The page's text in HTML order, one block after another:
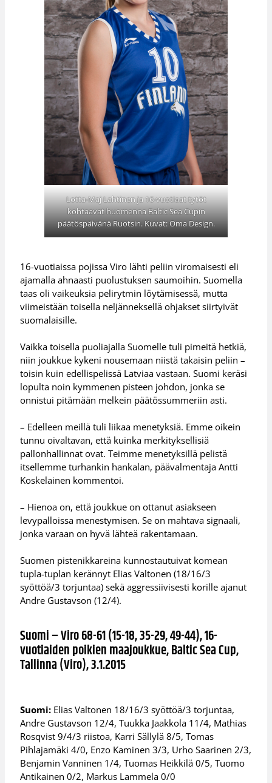
Lotta-Maj Lahtinen ja 16-vuotiaat tytöt
kohtaavat huomenna Baltic Sea Cupin
päätöspäivänä Ruotsin. Kuvat: Oma Design.
16-vuotiaissa pojissa Viro lähti peliin viromaisesti eli
ajamalla ahnaasti puolustuksen saumoihin. Suomella
taas oli vaikeuksia pelirytmin löytämisessä, mutta
viimeistään toisella neljänneksellä ohjakset siirtyivät
suomalaisille.
Vaikka toisella puoliajalla Suomelle tuli pimeitä hetkiä,
niin joukkue kykeni nousemaan niistä takaisin peliin –
toisin kuin edellispelissä Latviaa vastaan. Suomi keräsi
lopulta noin kymmenen pisteen johdon, jonka se
onnistui pitämään melkein päätössummeriin asti.
– Edelleen meillä tuli liikaa menetyksiä. Emme oikein
tunnu oivaltavan, että kuinka merkityksellisiä
pallonhallinnat ovat. Teimme menetyksillä pelistä
itsellemme turhankin hankalan, päävalmentaja Antti
Koskelainen kommentoi.
– Hienoa on, että joukkue on ottanut asiakseen
levypalloissa menestymisen. Se on mahtava signaali,
jonka varaan on hyvä lähteä rakentamaan.
Suomen pistenikkareina kunnostautuivat komean
tupla-tuplan kerännyt Elias Valtonen (18/16/3
syöttöä/3 torjuntaa) sekä aggressiivisesti korille ajanut
Andre Gustavson (12/4).
Suomi – Viro 68-61 (15-18, 35-29, 49-44), 16-
vuotiaiden poikien maajoukkue, Baltic Sea Cup,
Tallinna (Viro), 3.1.2015
Suomi: Elias Valtonen 18/16/3 syöttöä/3 torjuntaa,
Andre Gustavson 12/4, Tuukka Jaakkola 11/4, Mathias
Rosqvist 9/4/3 riistoa, Karri Sällylä 8/5, Tomas
Pihlajamäki 4/0, Enzo Kaminen 3/3, Urho Saarinen 2/3,
Benjamin Vanninen 1/4, Tuomas Heikkilä 0/5, Tuomo
Antikainen 0/2, Markus Lammela 0/0